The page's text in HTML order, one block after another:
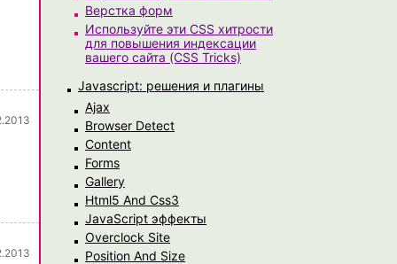
Верстка форм
Используйте эти CSS хитрости
для повышения индексации
вашего сайта (CSS Tricks)
Javascript: решения и плагины
Ajax
Browser Detect
Content
Forms
Gallery
Html5 And Css3
JavaScript эффекты
Overclock Site
Position And Size